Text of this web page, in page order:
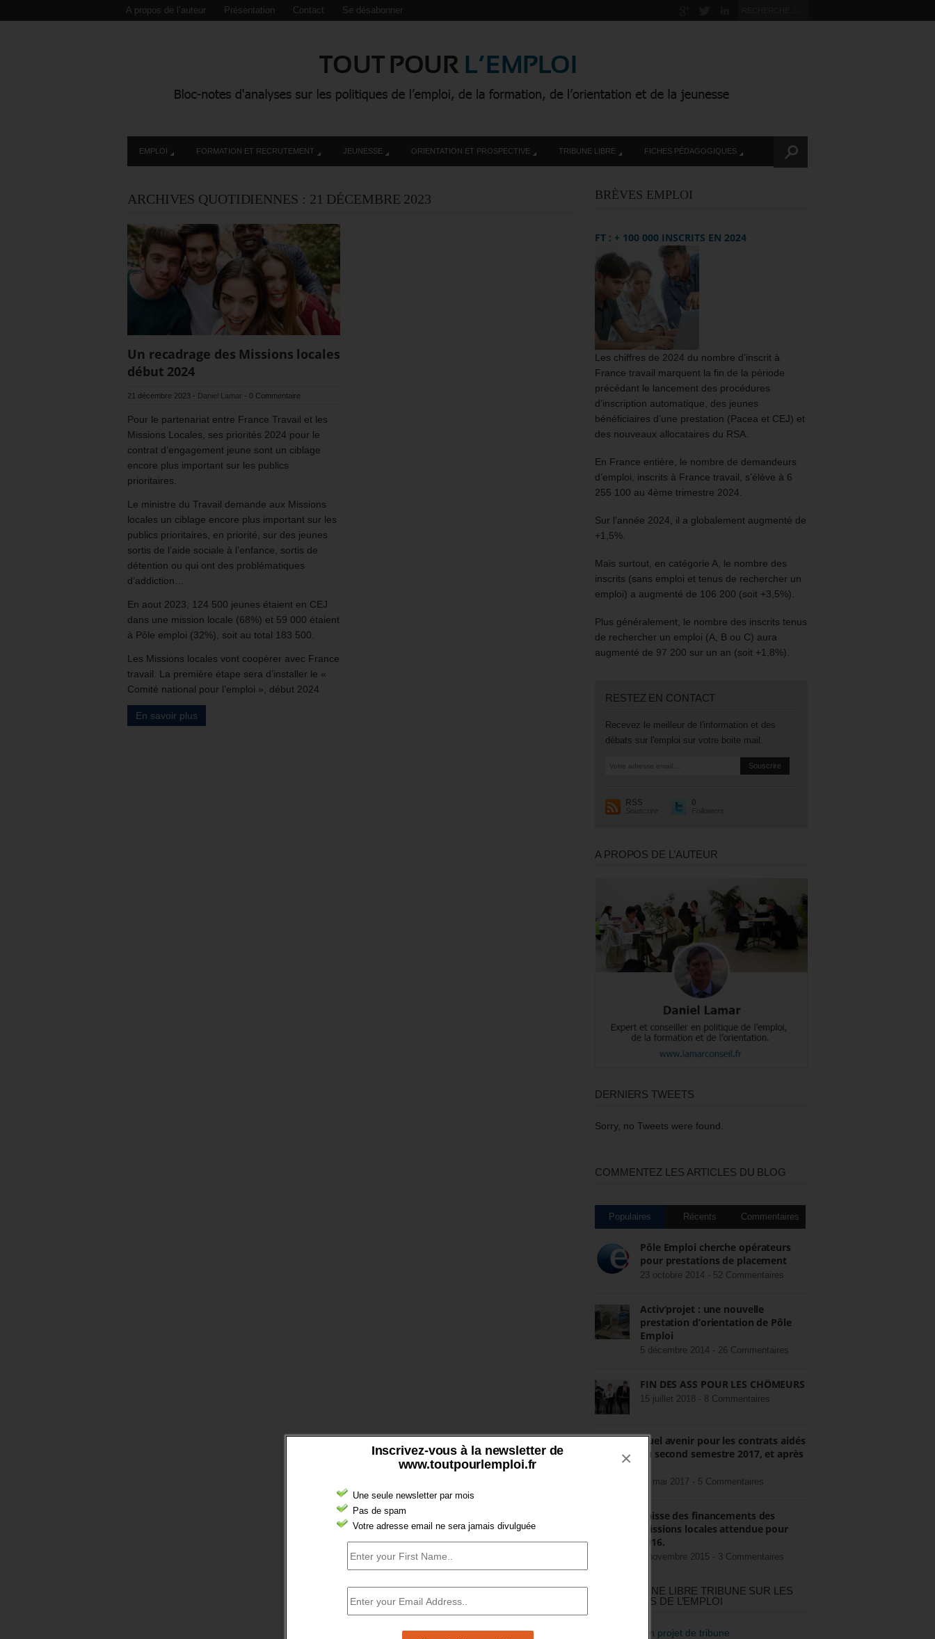
Inscrivez-vous à la newsletter de
www.toutpourlemploi.fr
Une seule newsletter par mois
Pas de spam
Votre adresse email ne sera jamais divulguée
×
A propos de l’auteur Présentation Contact Se désabonner
EMPLOI FORMATION ET RECRUTEMENT JEUNESSE ORIENTATION ET PROSPECTIVE TRIBUNE LIBRE FICHES PÉDAGOGIQUES
ARCHIVES QUOTIDIENNES : 21 DÉCEMBRE 2023
Un recadrage des Missions locales
début 2024
21 décembre 2023 - Daniel Lamar - 0 Commentaire
Pour le partenariat entre France Travail et les
Missions Locales, ses priorités 2024 pour le
contrat d’engagement jeune sont un ciblage
encore plus important sur les publics
prioritaires.
Le ministre du Travail demande aux Missions
locales un ciblage encore plus important sur les
publics prioritaires, en priorité, sur des jeunes
sortis de l’aide sociale à l’enfance, sortis de
détention ou qui ont des problématiques
d’addiction…
En aout 2023, 124 500 jeunes étaient en CEJ
dans une mission locale (68%) et 59 000 étaient
à Pôle emploi (32%), soit au total 183 500.
Les Missions locales vont coopérer avec France
travail. La première étape sera d’installer le «
Comité national pour l’emploi », début 2024
En savoir plus
BRÈVES EMPLOI
FT : + 100 000 INSCRITS EN 2024
Les chiffres de 2024 du nombre d’inscrit à
France travail marquent la fin de la période
précédant le lancement des procédures
d’inscription automatique, des jeunes
bénéficiaires d’une prestation (Pacea et CEJ) et
des nouveaux allocataires du RSA.
En France entière, le nombre de demandeurs
d’emploi, inscrits à France travail, s’élève à 6
255 100 au 4ème trimestre 2024.
Sur l’année 2024, il a globalement augmenté de
+1,5%.
Mais surtout, en catégorie A, le nombre des
inscrits (sans emploi et tenus de rechercher un
emploi) a augmenté de 106 200 (soit +3,5%).
Plus généralement, le nombre des inscrits tenus
de rechercher un emploi (A, B ou C) aura
augmenté de 97 200 sur un an (soit +1,8%).
RESTEZ EN CONTACT
Recevez le meilleur de l'information et des
débats sur l'emploi sur votre boite mail.
RSS
Souscrire
0
Followers
A PROPOS DE L’AUTEUR
DERNIERS TWEETS
Sorry, no Tweets were found.
COMMENTEZ LES ARTICLES DU BLOG
Populaires Récents Commentaires
Pôle Emploi cherche opérateurs
pour prestations de placement
23 octobre 2014 - 52 Commentaires
Activ’projet : une nouvelle
prestation d’orientation de Pôle
Emploi
5 décembre 2014 - 26 Commentaires
FIN DES ASS POUR LES CHÔMEURS
15 juillet 2018 - 8 Commentaires
Quel avenir pour les contrats aidés
au second semestre 2017, et après
22 mai 2017 - 5 Commentaires
Baisse des financements des
missions locales attendue pour
2016.
3 novembre 2015 - 3 Commentaires
RÉDIGEZ UNE LIBRE TRIBUNE SUR LES
POLITIQUES DE L’EMPLOI
>Décrire mon projet de tribune